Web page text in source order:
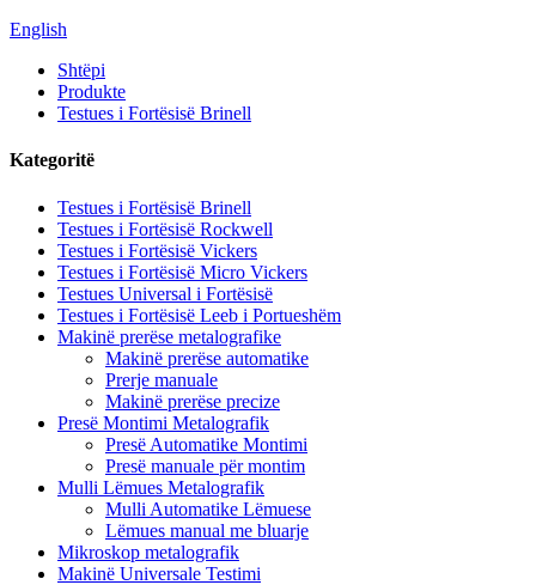
English
Shtëpi
Produkte
Testues i Fortësisë Brinell
Kategoritë
Testues i Fortësisë Brinell
Testues i Fortësisë Rockwell
Testues i Fortësisë Vickers
Testues i Fortësisë Micro Vickers
Testues Universal i Fortësisë
Testues i Fortësisë Leeb i Portueshëm
Makinë prerëse metalografike
Makinë prerëse automatike
Prerje manuale
Makinë prerëse precize
Presë Montimi Metalografik
Presë Automatike Montimi
Presë manuale për montim
Mulli Lëmues Metalografik
Mulli Automatike Lëmuese
Lëmues manual me bluarje
Mikroskop metalografik
Makinë Universale Testimi